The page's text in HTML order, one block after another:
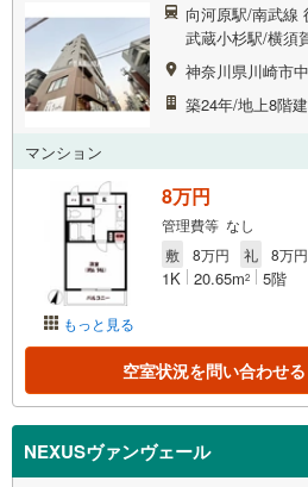
向河原駅/南武線
武蔵小杉駅/横須
神奈川県川崎市
築24年/地上8階
マンション
もっと見る
8万円
管理費等 なし
敷
8万円 礼 8万円
1K 20.65m2 5階
空室状況を問い合わせる
NEXUSヴァンヴェール